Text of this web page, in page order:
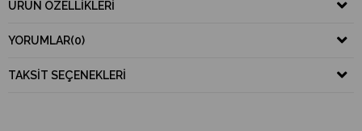
ÜRÜN ÖZELLIKLERI
YORUMLAR(0)
TAKSIT SEÇENEKLERI